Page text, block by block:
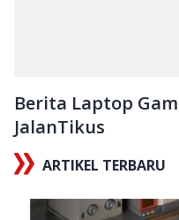
Berita Laptop
JalanTikus
ARTIKEL TERBARU